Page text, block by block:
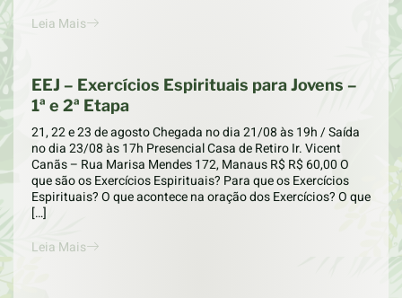
Leia Mais
EEJ – Exercícios Espirituais para Jovens –
1ª e 2ª Etapa
21, 22 e 23 de agosto Chegada no dia 21/08 às 19h / Saída
no dia 23/08 às 17h Presencial Casa de Retiro Ir. Vicent
Canãs – Rua Marisa Mendes 172, Manaus R$ R$ 60,00 O
que são os Exercícios Espirituais? Para que os Exercícios
Espirituais? O que acontece na oração dos Exercícios? O que
[…]
Leia Mais